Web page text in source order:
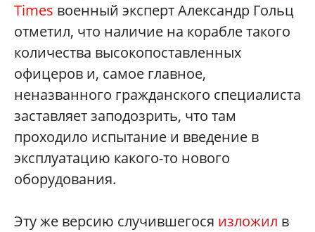
Times военный эксперт Александр Гольц
отметил, что наличие на корабле такого
количества высокопоставленных
офицеров и, самое главное,
неназванного гражданского специалиста
заставляет заподозрить, что там
проходило испытание и введение в
эксплуатацию какого-то нового
оборудования.
Эту же версию случившегося изложил в